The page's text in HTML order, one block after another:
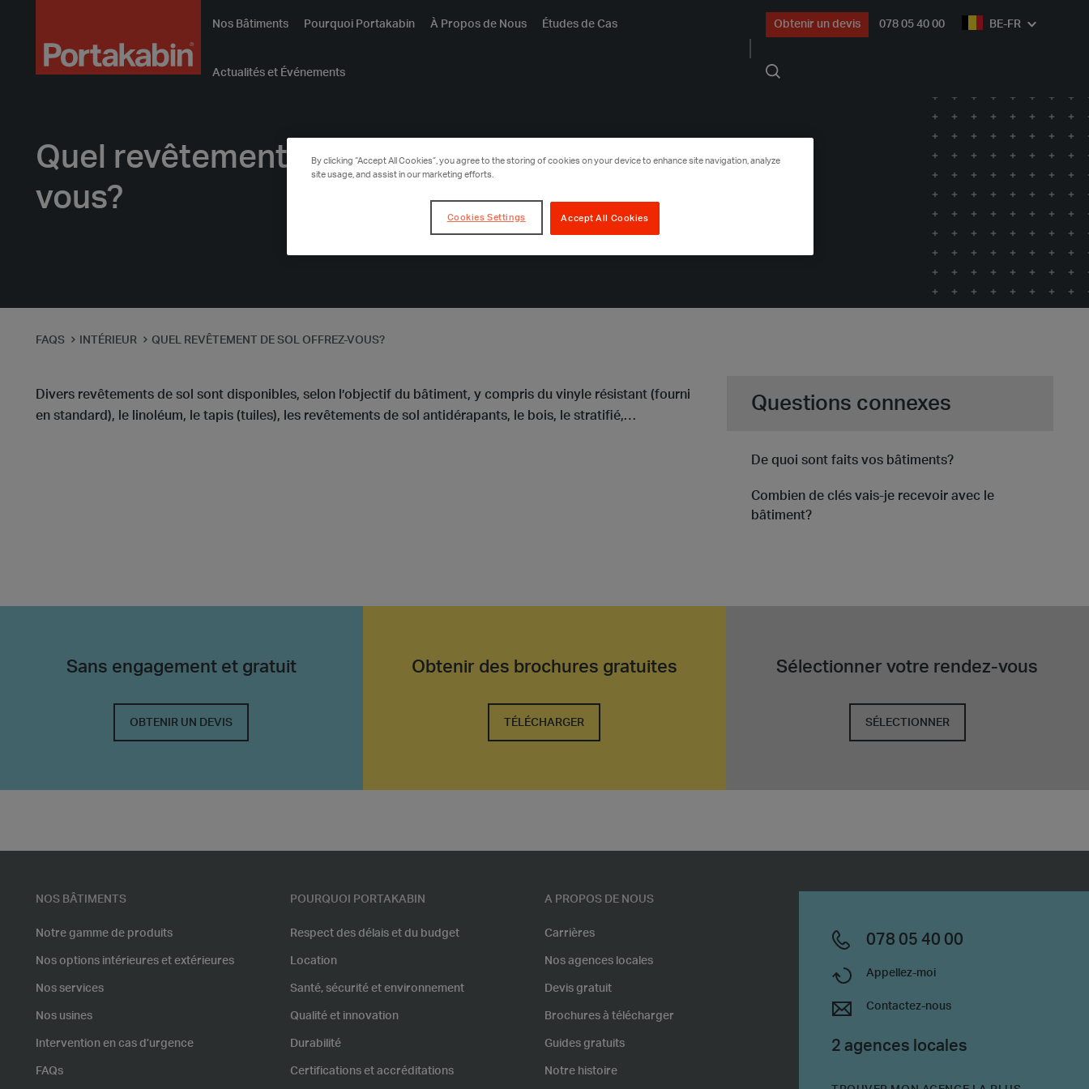
Nos Bâtiments
Pourquoi Portakabin À Propos de Nous Études de Cas
Actualités et Événements
Obtenir un devis 078 05 40 00 BE-FR
Quel revêtement de sol offrez-
vous?
FAQS INTÉRIEUR QUEL REVÊTEMENT DE SOL OFFREZ-VOUS?
Divers revêtements de sol sont disponibles, selon l’objectif du bâtiment, y compris du vinyle résistant (fourni
en standard), le linoléum, le tapis (tuiles), les revêtements de sol antidérapants, le bois, le stratifié,…
Questions connexes
De quoi sont faits vos bâtiments?
Combien de clés vais-je recevoir avec le
bâtiment?
Sans engagement et gratuit
OBTENIR UN DEVIS
Obtenir des brochures gratuites
TÉLÉCHARGER
Sélectionner votre rendez-vous
SÉLECTIONNER
NOS BÂTIMENTS
Notre gamme de produits
Nos options intérieures et extérieures
Nos services
Nos usines
Intervention en cas d’urgence
FAQs
POURQUOI PORTAKABIN
Respect des délais et du budget
Location
Santé, sécurité et environnement
Qualité et innovation
Durabilité
Certifications et accréditations
A PROPOS DE NOUS
Carrières
Nos agences locales
Devis gratuit
Brochures à télécharger
Guides gratuits
Notre histoire
078 05 40 00
Appellez-moi
Contactez-nous
2 agences locales
By clicking “Accept All Cookies”, you agree to the storing of cookies on your device to enhance site navigation, analyze
site usage, and assist in our marketing efforts.
Accept All Cookies
Cookies Settings